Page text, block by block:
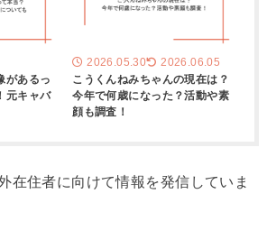
があるっ
元キャバ
2026.05.30 2026.06.05
こうくんねみちゃんの現在は？
今年で何歳になった？活動や素
顔も調査！
在住者に向けて情報を発信していま